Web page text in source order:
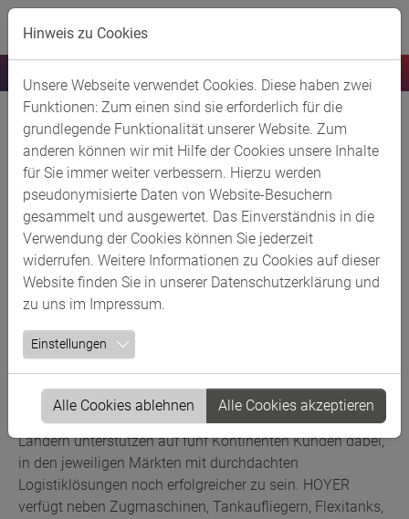
Skip to main content
HOYER GmbH Internationale
Fachspedition
Kurzbeschreibung
HOYER ist seit 1946 als unabhängiges
Familienunternehmen einer der führenden Bulk-Logistiker
weltweit und verfügt als Spezialist über fundiertes Know-
how in umfassende Dienstleistungen und zeichnet sich
durch eine besondere Nähe zum Kunden aus. In der
globalen Bulk-Logistik werden integrierte Lösungen
insbesondere für die Branchen Chemie, Lebensmittel, Gas
und Mineralöl entwickelt und realisiert. Mitarbeiterinnen
und Mitarbeiter sowie Repräsentanzen in über 100
Ländern unterstützen auf fünf Kontinenten Kunden dabei,
in den jeweiligen Märkten mit durchdachten
Logistiklösungen noch erfolgreicher zu sein. HOYER
verfügt neben Zugmaschinen, Tankaufliegern, Flexitanks,
Hinweis zu Cookies
Unsere Webseite verwendet Cookies. Diese haben zwei
Funktionen: Zum einen sind sie erforderlich für die
grundlegende Funktionalität unserer Website. Zum
anderen können wir mit Hilfe der Cookies unsere Inhalte
für Sie immer weiter verbessern. Hierzu werden
pseudonymisierte Daten von Website-Besuchern
gesammelt und ausgewertet. Das Einverständnis in die
Verwendung der Cookies können Sie jederzeit
widerrufen. Weitere Informationen zu Cookies auf dieser
Website finden Sie in unserer Datenschutzerklärung und
zu uns im Impressum.
Einstellungen
Alle Cookies ablehnen Alle Cookies akzeptieren